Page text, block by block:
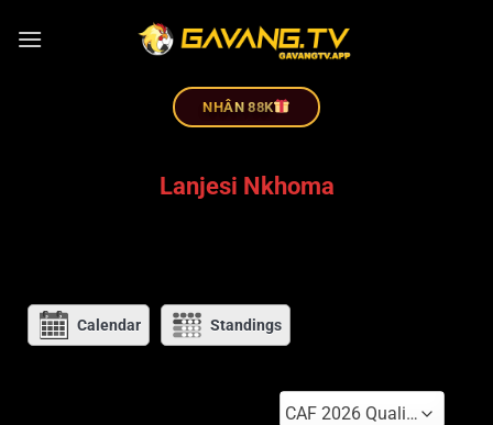
NHÂN 88K
Lanjesi Nkhoma
Calendar Standings
CAF 2026 Qualifiers